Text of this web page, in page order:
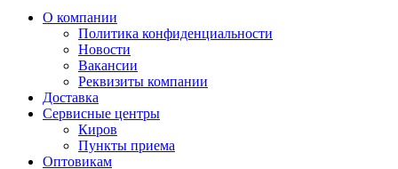
О компании
Политика конфиденциальности
Новости
Вакансии
Реквизиты компании
Доставка
Сервисные центры
Киров
Пункты приема
Оптовикам